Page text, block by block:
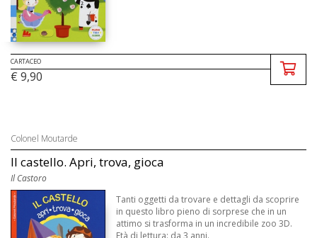
CARTACEO
€ 9,90
Colonel Moutarde
Il castello. Apri, trova, gioca
Il Castoro
Tanti oggetti da trovare e dettagli da scoprire
in questo libro pieno di sorprese che in un
attimo si trasforma in un incredibile zoo 3D.